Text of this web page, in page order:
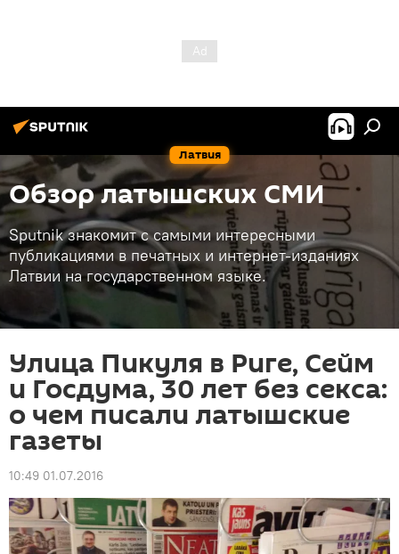
Латвия
Обзор латышских СМИ
Sputnik знакомит с самыми интересными
публикациями в печатных и интернет-изданиях
Латвии на государственном языке.
Улица Пикуля в Риге, Сейм
и Госдума, 30 лет без секса:
о чем писали латышские
газеты
10:49 01.07.2016